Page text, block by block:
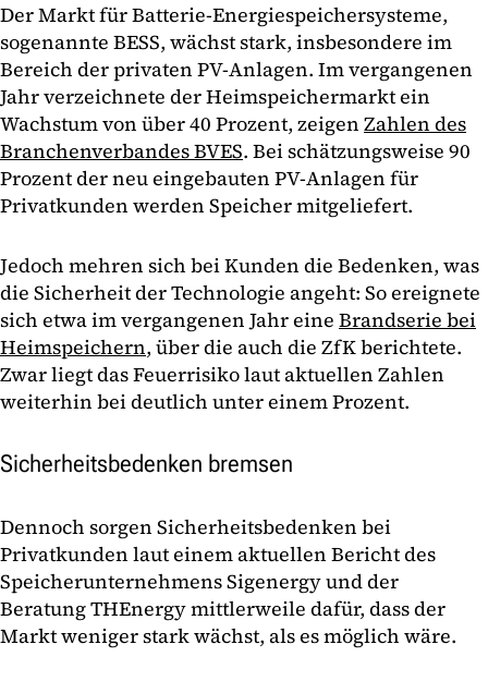
Der Markt für Batterie-Energiespeichersysteme,
sogenannte BESS, wächst stark, insbesondere im
Bereich der privaten PV-Anlagen. Im vergangenen
Jahr verzeichnete der Heimspeichermarkt ein
Wachstum von über 40 Prozent, zeigen Zahlen des
Branchenverbandes BVES. Bei schätzungsweise 90
Prozent der neu eingebauten PV-Anlagen für
Privatkunden werden Speicher mitgeliefert.
Jedoch mehren sich bei Kunden die Bedenken, was
die Sicherheit der Technologie angeht: So ereignete
sich etwa im vergangenen Jahr eine Brandserie bei
Heimspeichern, über die auch die ZfK berichtete.
Zwar liegt das Feuerrisiko laut aktuellen Zahlen
weiterhin bei deutlich unter einem Prozent.
Sicherheitsbedenken bremsen
Dennoch sorgen Sicherheitsbedenken bei
Privatkunden laut einem aktuellen Bericht des
Speicherunternehmens Sigenergy und der
Beratung THEnergy mittlerweile dafür, dass der
Markt weniger stark wächst, als es möglich wäre.